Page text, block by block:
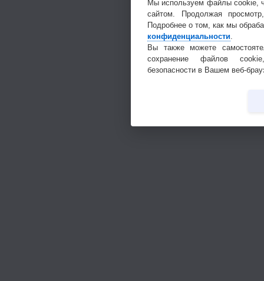
Мы используем файлы cookie,
сайтом. Продолжая
Подробнее о том, как мы
конфиденциальности
Вы также можете
сохранение файлов
безопасности в Вашем веб-